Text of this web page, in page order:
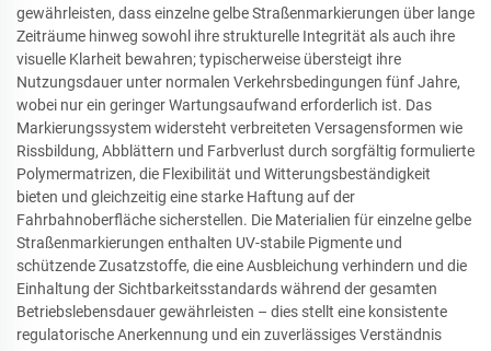
gewährleisten, dass einzelne gelbe Straßenmarkierungen über lange
Zeiträume hinweg sowohl ihre strukturelle Integrität als auch ihre
visuelle Klarheit bewahren; typischerweise übersteigt ihre
Nutzungsdauer unter normalen Verkehrsbedingungen fünf Jahre,
wobei nur ein geringer Wartungsaufwand erforderlich ist. Das
Markierungssystem widersteht verbreiteten Versagensformen wie
Rissbildung, Abblättern und Farbverlust durch sorgfältig formulierte
Polymermatrizen, die Flexibilität und Witterungsbeständigkeit
bieten und gleichzeitig eine starke Haftung auf der
Fahrbahnoberfläche sicherstellen. Die Materialien für einzelne gelbe
Straßenmarkierungen enthalten UV-stabile Pigmente und
schützende Zusatzstoffe, die eine Ausbleichung verhindern und die
Einhaltung der Sichtbarkeitsstandards während der gesamten
Betriebslebensdauer gewährleisten – dies stellt eine konsistente
regulatorische Anerkennung und ein zuverlässiges Verständnis